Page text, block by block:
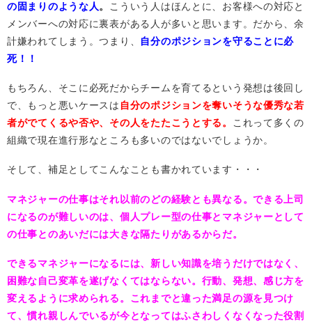
の固まりのような人。 こういう人はほんとに、お客様への対応と
メンバーへの対応に裏表がある人が多いと思います。だから、余
計嫌われてしまう。つまり、 自分のポジションを守ることに必
死！！
もちろん、そこに必死だからチームを育てるという発想は後回し
で、もっと悪いケースは 自分のポジションを奪いそうな優秀な若
者がでてくるや否や、その人をたたこうとする。 これって多くの
組織で現在進行形なところも多いのではないでしょうか。
そして、補足としてこんなことも書かれています・・・
マネジャーの仕事はそれ以前のどの経験とも異なる。できる上司
になるのが難しいのは、個人プレー型の仕事とマネジャーとして
の仕事とのあいだには大きな隔たりがあるからだ。
できるマネジャーになるには、新しい知識を培うだけではなく、
困難な自己変革を遂げなくてはならない。行動、発想、感じ方を
変えるように求められる。これまでと違った満足の源を見つけ
て、慣れ親しんでいるが今となってはふさわしくなくなった役割